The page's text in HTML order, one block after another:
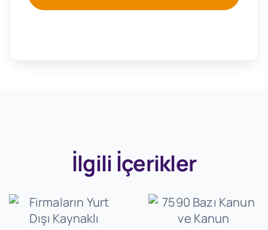
İlgili İçerikler